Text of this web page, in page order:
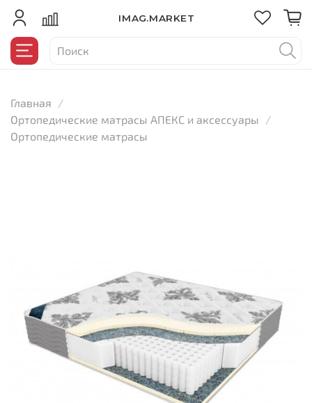
IMAG.MARKET
Главная
Ортопедические матрасы АПЕКС и аксессуары
Ортопедические матрасы